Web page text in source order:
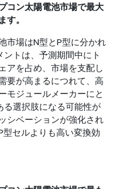
コン太陽電池市場で最大
す。
市場はN型とP型に分かれ
トは、予測期間中にト
アを占め、市場を支配し
要が高まるにつれて、高
モジュールメーカーにと
る選択肢になる可能性が
シベーションが強化され
セルよりも高い変換効